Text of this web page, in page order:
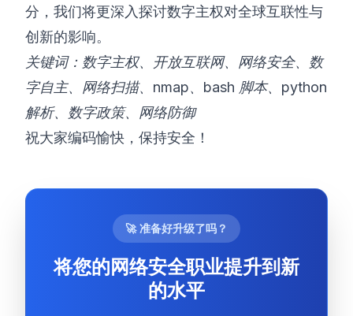
分，我们将更深入探讨数字主权对全球互联性与
创新的影响。
关键词：数字主权、开放互联网、网络安全、数
字自主、网络扫描、nmap、bash 脚本、python
解析、数字政策、网络防御
祝大家编码愉快，保持安全！
🚀 准备好升级了吗？
将您的网络安全职业提升到新
的水平